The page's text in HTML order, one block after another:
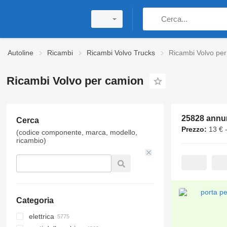
Autoline Ricambi Ricambi Volvo Trucks Ricambi Volvo
Ricambi Volvo per camion
Cerca
(codice componente, marca, modello,
ricambio)
Categoria
elettrica
25828
Prezzo: 13 €